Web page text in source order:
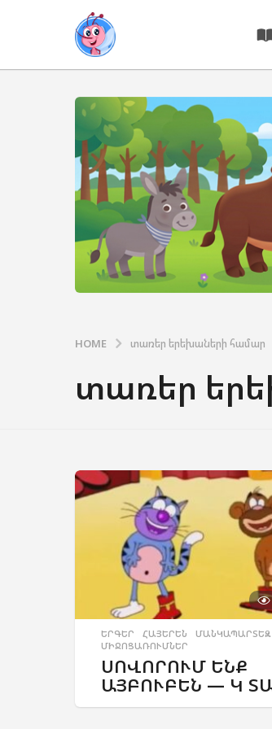
HOME տառեր երեխաների համար
տառեր
ԵՐԳԵՐ ,ՀԱՅԵՐԵՆ ,ՄԱՆԿԱՊԱՐՏԵԶ
ՄԻՋՈՑԱՌՈՒՄՆԵՐ
ՍՈՎՈՐՈՒՄ ԵՆՔ
ԱՅԲՈՒԲԵՆ — Կ